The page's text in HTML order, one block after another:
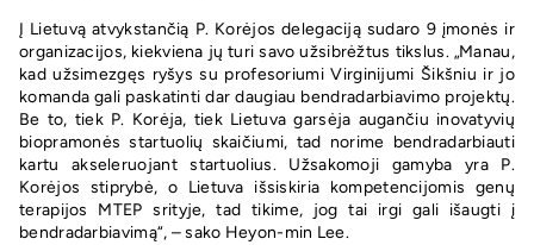
Į Lietuvą atvykstančią P. Korėjos delegaciją sudaro 9 įmonės ir
organizacijos, kiekviena jų turi savo užsibrėžtus tikslus. „Manau,
kad užsimezgęs ryšys su profesoriumi Virginijumi Šikšniu ir jo
komanda gali paskatinti dar daugiau bendradarbiavimo projektų.
Be to, tiek P. Korėja, tiek Lietuva garsėja augančiu inovatyvių
biopramonės startuolių skaičiumi, tad norime bendradarbiauti
kartu akseleruojant startuolius. Užsakomoji gamyba yra P.
Korėjos stiprybė, o Lietuva išsiskiria kompetencijomis genų
terapijos MTEP srityje, tad tikime, jog tai irgi gali išaugti į
bendradarbiavimą“, – sako Heyon-min Lee.